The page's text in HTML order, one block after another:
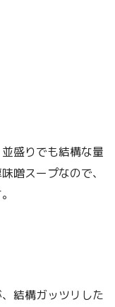
盛りでも結構な量
噌スープなので、
結構ガッツリした